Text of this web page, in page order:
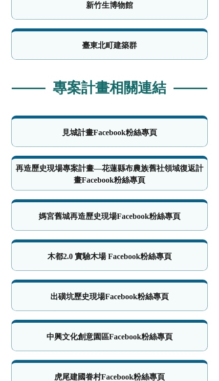
新竹生博物館
臺東北町建築群
專案計畫相關連結
見城計畫Facebook粉絲專頁
再造歷史現場專案計畫—花蓮縣布農族舊社領域復返計
畫Facebook粉絲專頁
媽宮舊城再造歷史現場Facebook粉絲專頁
木都2.0 實驗木場 Facebook粉絲專頁
出磺坑歷史現場Facebook粉絲專頁
中興文化創意園區Facebook粉絲專頁
虎尾建國眷村Facebook粉絲專頁